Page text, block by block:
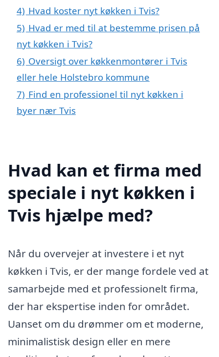
4) Hvad koster nyt køkken i Tvis?
5) Hvad er med til at bestemme prisen på
nyt køkken i Tvis?
6) Oversigt over køkkenmontører i Tvis
eller hele Holstebro kommune
7) Find en professionel til nyt køkken i
byer nær Tvis
Hvad kan et firma med
speciale i nyt køkken i
Tvis hjælpe med?
Når du overvejer at investere i et nyt
køkken i Tvis, er der mange fordele ved at
samarbejde med et professionelt firma,
der har ekspertise inden for området.
Uanset om du drømmer om et moderne,
minimalistisk design eller en mere